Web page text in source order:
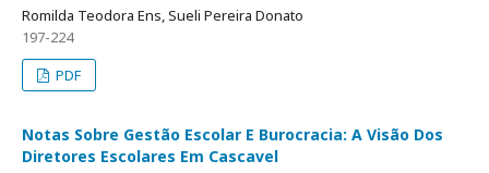
Romilda Teodora Ens, Sueli Pereira Donato
197-224
PDF
Notas Sobre Gestão Escolar E Burocracia: A Visão Dos
Diretores Escolares Em Cascavel